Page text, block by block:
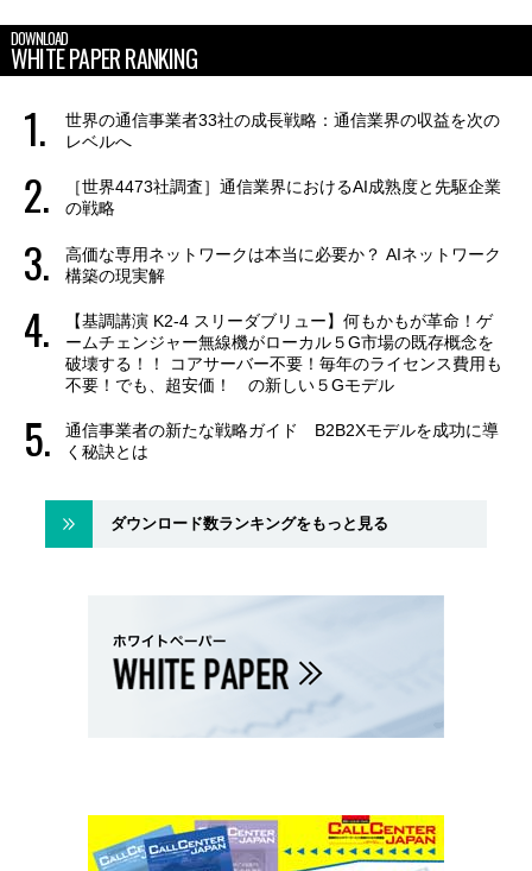
DOWNLOAD
WHITE PAPER RANKING
世界の通信事業者33社の成長戦略：通信業界の収益を次の
レベルへ
［世界4473社調査］通信業界におけるAI成熟度と先駆企業
の戦略
高価な専用ネットワークは本当に必要か？ AIネットワーク
構築の現実解
【基調講演 K2-4 スリーダブリュー】何もかもが革命！ゲ
ームチェンジャー無線機がローカル５G市場の既存概念を
破壊する！！ コアサーバー不要！毎年のライセンス費用も
不要！でも、超安価！ の新しい５Gモデル
通信事業者の新たな戦略ガイド B2B2Xモデルを成功に導
く秘訣とは
ダウンロード数ランキングをもっと見る